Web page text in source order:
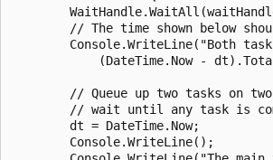
// The time shown below
Console.WriteLine("Both
(DateTime.Now -
// Queue up two tasks on
// wait until any task is
        dt = DateTime.Now;
        Console.WriteLine();